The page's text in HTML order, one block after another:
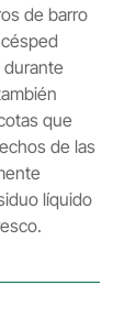
de barro
que
de las
líquido